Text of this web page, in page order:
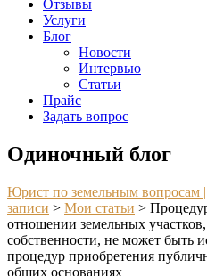
Отзывы
Услуги
Блог
Новости
Интервью
Статьи
Прайс
Задать вопрос
Одиночный блог
Юрист по земельным вопросам
записи > Мои статьи >
отношении земельных
собственности, не может быть
процедур приобретения
общих основаниях